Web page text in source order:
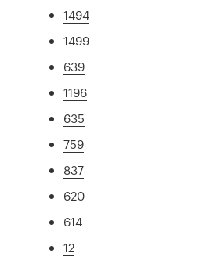
1494
1499
639
1196
635
759
837
620
614
12